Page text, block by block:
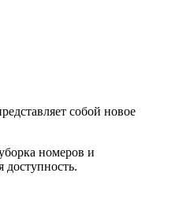
собой новое
номеров и